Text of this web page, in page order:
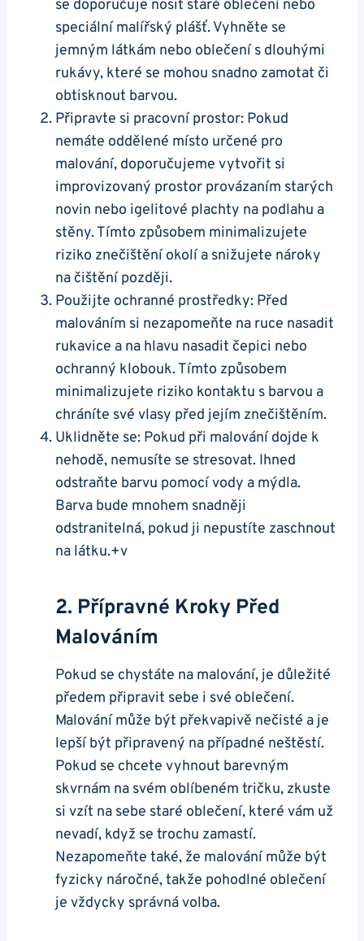
se doporučuje nosit staré oblečení nebo
speciální malířský plášť. Vyhněte se
jemným látkám nebo oblečení s dlouhými
rukávy, které se mohou snadno zamotat či
obtisknout barvou.
Připravte si pracovní prostor: Pokud
nemáte oddělené místo určené pro
malování, doporučujeme vytvořit si
improvizovaný prostor provázaním starých
novin nebo igelitové plachty na podlahu a
stěny. Tímto způsobem minimalizujete
riziko znečištění okolí a snižujete nároky
na čištění později.
Použijte ochranné prostředky: Před
malováním si nezapomeňte na ruce nasadit
rukavice a na hlavu nasadit čepici nebo
ochranný klobouk. Tímto způsobem
minimalizujete riziko kontaktu s barvou a
chráníte své vlasy před jejím znečištěním.
Uklidněte se: Pokud při malování dojde k
nehodě, nemusíte se stresovat. Ihned
odstraňte barvu pomocí vody a mýdla.
Barva bude mnohem snadněji
odstranitelná, pokud ji nepustíte zaschnout
na látku.+v
2. Přípravné Kroky Před
Malováním
Pokud se chystáte na malování, je důležité
předem připravit sebe i své oblečení.
Malování může být překvapivě nečisté a je
lepší být připravený na případné neštěstí.
Pokud se chcete vyhnout barevným
skvrnám na svém oblíbeném tričku, zkuste
si vzít na sebe staré oblečení, které vám už
nevadí, když se trochu zamastí.
Nezapomeňte také, že malování může být
fyzicky náročné, takže pohodlné oblečení
je vždycky správná volba.